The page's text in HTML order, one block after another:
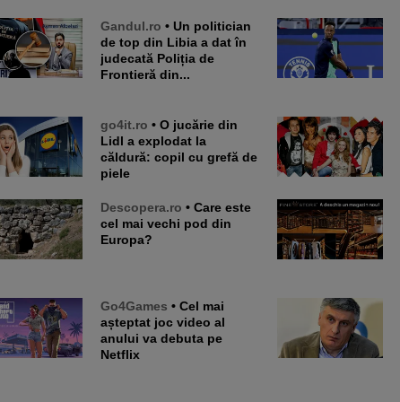
Gandul.ro • Un politician
de top din Libia a dat în
judecată Poliția de
Frontieră din...
go4it.ro • O jucărie din
Lidl a explodat la
căldură: copil cu grefă de
piele
Descopera.ro • Care este
cel mai vechi pod din
Europa?
Go4Games • Cel mai
așteptat joc video al
anului va debuta pe
Netflix